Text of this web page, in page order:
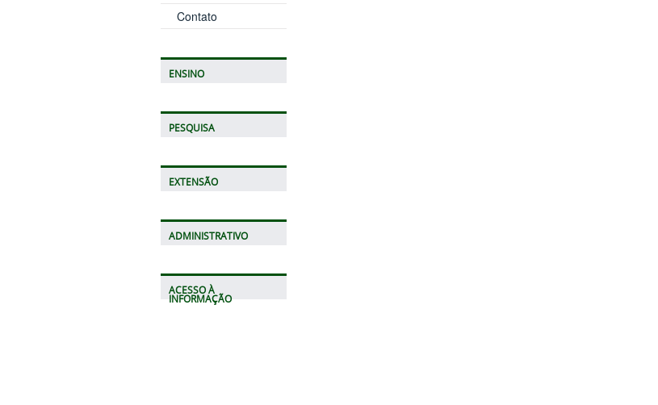
Contato
ENSINO
PESQUISA
EXTENSÃO
ADMINISTRATIVO
ACESSO À
INFORMAÇÃO